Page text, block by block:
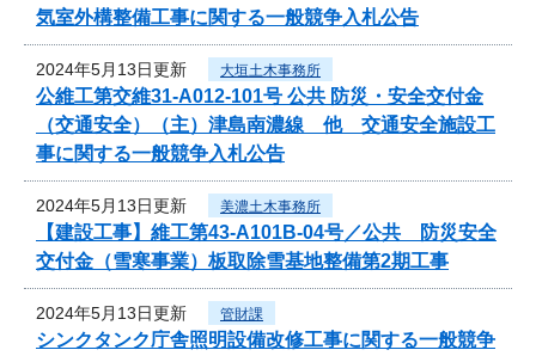
気室外構整備工事に関する一般競争入札公告
2024年5月13日更新 大垣土木事務所
公維工第交維31-A012-101号 公共 防災・安全交付金
（交通安全）（主）津島南濃線 他 交通安全施設工
事に関する一般競争入札公告
2024年5月13日更新 美濃土木事務所
【建設工事】維工第43-A101B-04号／公共 防災安全
交付金（雪寒事業）板取除雪基地整備第2期工事
2024年5月13日更新 管財課
シンクタンク庁舎照明設備改修工事に関する一般競争